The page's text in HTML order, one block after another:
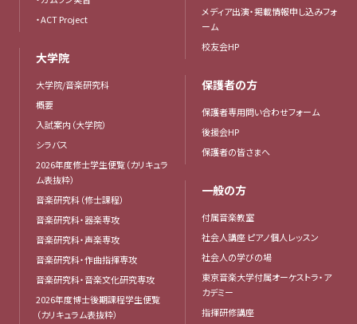
・ACT Project
大学院
大学院/音楽研究科
概要
入試案内（大学院）
シラバス
2026年度修士学生便覧（カリキュラ
ム表抜粋）
音楽研究科（修士課程）
音楽研究科・器楽専攻
音楽研究科・声楽専攻
音楽研究科・作曲指揮専攻
音楽研究科・音楽文化研究専攻
2026年度博士後期課程学生便覧
（カリキュラム表抜粋）
メディア出演・掲載情報申し込みフォ
ーム
校友会HP
保護者の方
保護者専用問い合わせフォーム
後援会HP
保護者の皆さまへ
一般の方
付属音楽教室
社会人講座 ピアノ個人レッスン
社会人の学びの場
東京音楽大学付属オーケストラ・ア
カデミー
指揮研修講座